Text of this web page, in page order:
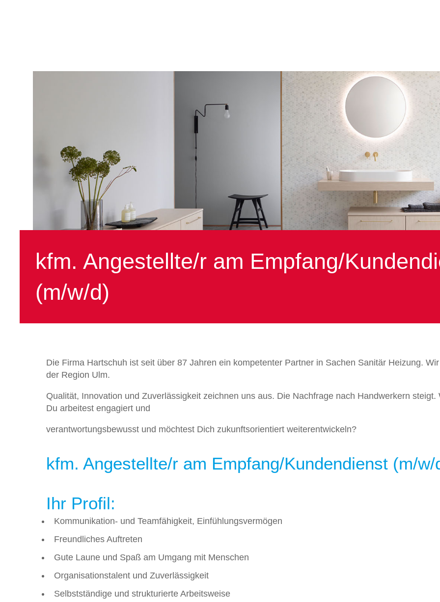
kfm. Angestellte/r am Empfang/
(m/w/d)
Die Firma Hartschuh ist seit über 87 Jahren ein kompetenter Partner in Sachen Sanitär Heizung.
der Region Ulm.
Qualität, Innovation und Zuverlässigkeit zeichnen uns aus. Die Nachfrage nach Handwerkern
Du arbeitest engagiert und
verantwortungsbewusst und möchtest Dich zukunftsorientiert weiterentwickeln?
kfm. Angestellte/r am Empfang/Kundendienst (m/w/
Ihr Profil:
Kommunikation- und Teamfähigkeit, Einfühlungsvermögen
Freundliches Auftreten
Gute Laune und Spaß am Umgang mit Menschen
Organisationstalent und Zuverlässigkeit
Selbstständige und strukturierte Arbeitsweise